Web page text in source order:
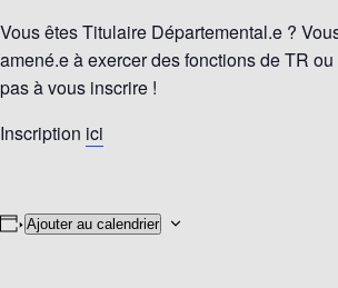
Vous êtes Titulaire Départemental.e ?
amené.e à exercer des fonctions de TR ou
pas à vous inscrire !
Inscription ici
Ajouter au calendrier